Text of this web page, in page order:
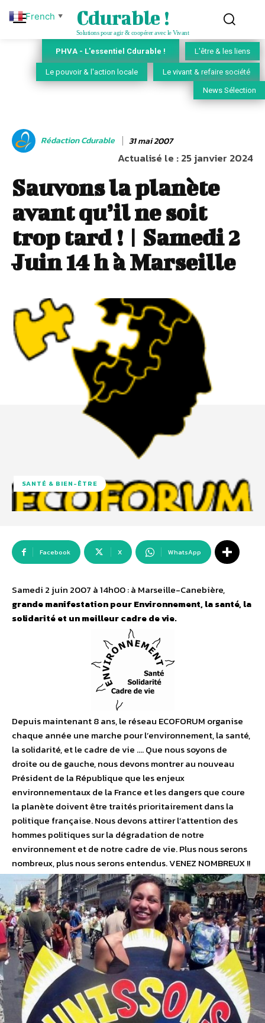
Cdurable !
Solutions pour agir & coopérer avec le Vivant
PHVA - L'essentiel Cdurable ! L'être & les liens
Le pouvoir & l'action locale Le vivant & refaire société
News Sélection
Rédaction Cdurable 31 mai 2007
Actualisé le :25 janvier 2024
Sauvons la planète
avant qu’il ne soit
trop tard ! | Samedi 2
Juin 14 h à Marseille
SANTÉ & BIEN-ÊTRE
Facebook X WhatsApp
Samedi 2 juin 2007 à 14h00 : à Marseille-Canebière,
grande manifestation pour Environnement, la santé, la
solidarité et un meilleur cadre de vie.
Depuis maintenant 8 ans, le réseau ECOFORUM organise
chaque année une marche pour l’environnement, la santé,
la solidarité, et le cadre de vie …. Que nous soyons de
droite ou de gauche, nous devons montrer au nouveau
Président de la République que les enjeux
environnementaux de la France et les dangers que coure
la planète doivent être traités prioritairement dans la
politique française. Nous devons attirer l’attention des
hommes politiques sur la dégradation de notre
environnement et de notre cadre de vie. Plus nous serons
nombreux, plus nous serons entendus. VENEZ NOMBREUX !!
French ▼